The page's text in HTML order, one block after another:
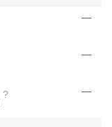
—
—
? —